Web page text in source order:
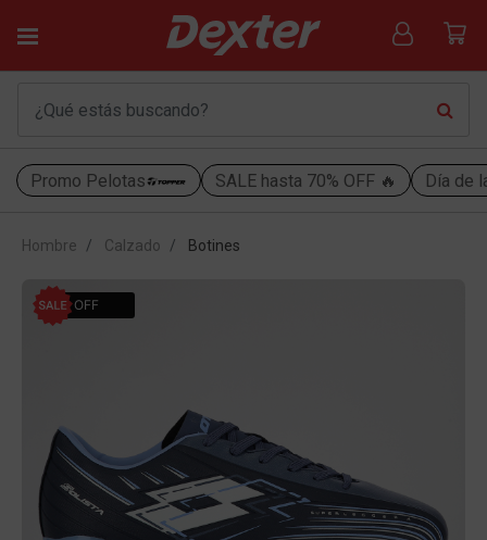
Promo Pelotas SALE hasta 70% OFF 🔥 Día de
Hombre Calzado Botines
50% OFF